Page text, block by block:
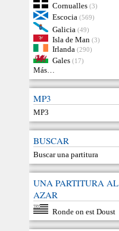
Cornualles (3)
Escocia (569)
Galicia (49)
Isla de Man (3)
Irlanda (290)
Gales (17)
Más…
MP3
MP3
BUSCAR
Buscar una partitura
UNA PARTITURA AL
AZAR
Ronde on est Doust